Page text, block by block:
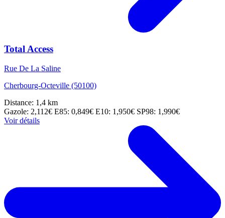
Total Access
Rue De La Saline
Cherbourg-Octeville (50100)
Distance: 1,4 km
Gazole: 2,112€ E85: 0,849€ E10: 1,950€ SP98: 1,990€
Voir détails